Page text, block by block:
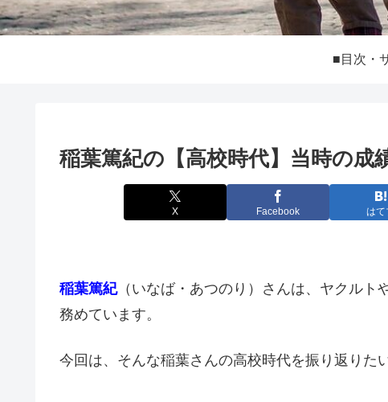
■目次・
稲葉篤紀の【高校時代】当時の成
X Facebook はて
稲葉篤紀（いなば・あつのり）さんは、ヤクルト
務めています。
今回は、そんな稲葉さんの高校時代を振り返りた